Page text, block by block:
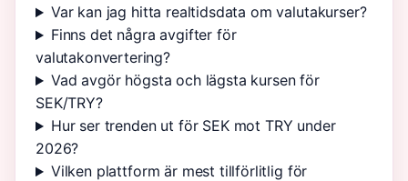
Var kan jag hitta realtidsdata om valutakurser?
Finns det några avgifter för
valutakonvertering?
Vad avgör högsta och lägsta kursen för
SEK/TRY?
Hur ser trenden ut för SEK mot TRY under
2026?
Vilken plattform är mest tillförlitlig för